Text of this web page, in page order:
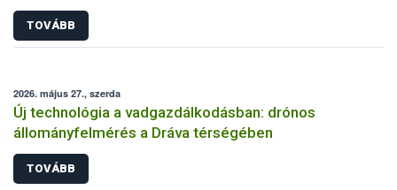
ellen
TOVÁBB
2026. május 27., szerda
Új technológia a vadgazdálkodásban: drónos
állományfelmérés a Dráva térségében
TOVÁBB